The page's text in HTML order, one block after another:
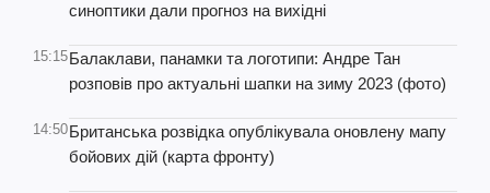
синоптики дали прогноз на вихідні
15:15Балаклави, панамки та логотипи: Андре Тан
розповів про актуальні шапки на зиму 2023 (фото)
14:50Британська розвідка опублікувала оновлену мапу
бойових дій (карта фронту)